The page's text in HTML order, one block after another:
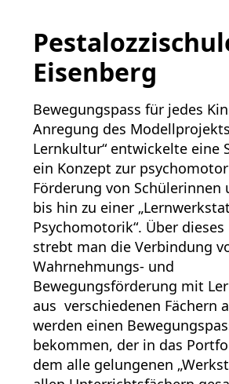
Eisenberg
Bewegungspass für jedes
Anregung des
Lernkultur“ entwickelte eine
ein Konzept zur
Förderung von Schülerinnen
bis hin zu einer
Psychomotorik“. Über dieses
strebt man die Verbindung
Wahrnehmungs- und
Bewegungsförderung mit
aus verschiedenen Fächern
werden einen
bekommen, der in das
dem alle gelungenen